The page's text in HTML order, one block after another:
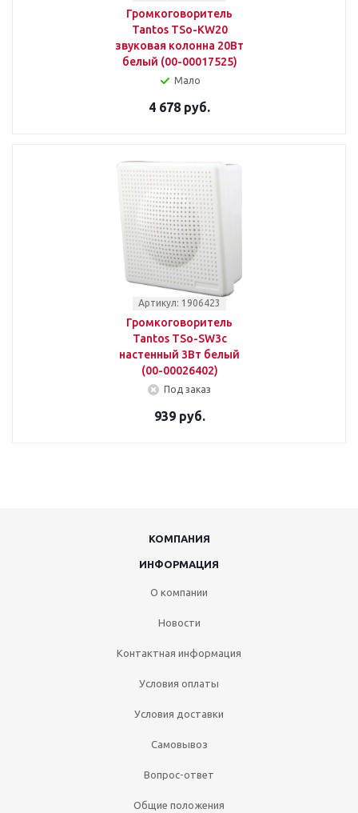
Громкоговоритель
Tantos TSo-KW20
звуковая колонна 20Вт
белый (00-00017525)
Мало
4 678 руб.
Артикул: 1906423
Громкоговоритель
Tantos TSo-SW3c
настенный 3Вт белый
(00-00026402)
Под заказ
939 руб.
КОМПАНИЯ
ИНФОРМАЦИЯ
О компании
Новости
Контактная информация
Условия оплаты
Условия доставки
Самовывоз
Вопрос-ответ
Общие положения